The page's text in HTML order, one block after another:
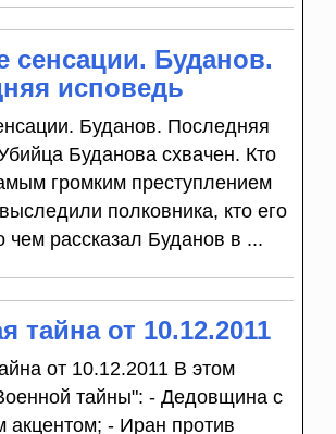
сенсации. Буданов.
исповедь
Буданов. Последняя
Буданова схвачен. Кто
громким преступлением
полковника, кто его
чем рассказал Буданов в ...
тайна от 10.12.2011
от 10.12.2011 В этом
тайны": - Дедовщина с
акцентом; - Иран против